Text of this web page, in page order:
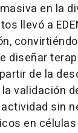
en la
llevó a
diseñar
de la
validación
sin
en